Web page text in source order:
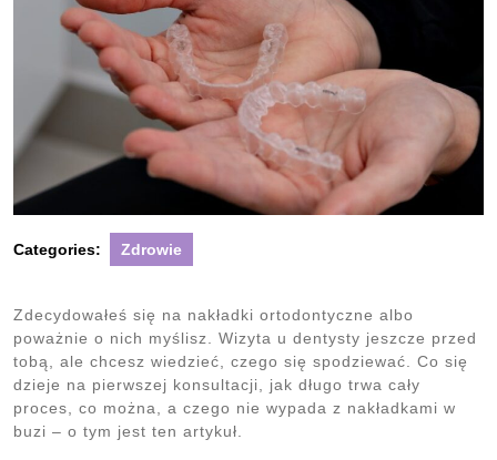
Categories: Zdrowie
Zdecydowałeś się na nakładki ortodontyczne albo
poważnie o nich myślisz. Wizyta u dentysty jeszcze przed
tobą, ale chcesz wiedzieć, czego się spodziewać. Co się
dzieje na pierwszej konsultacji, jak długo trwa cały
proces, co można, a czego nie wypada z nakładkami w
buzi – o tym jest ten artykuł.